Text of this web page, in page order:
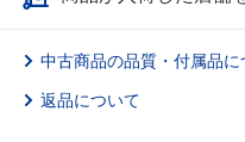
中古商品の品質・付属品に
返品について